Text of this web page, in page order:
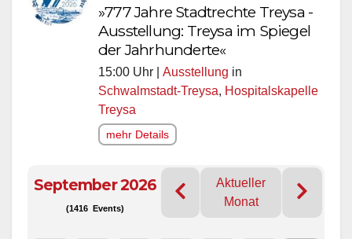
»777 Jahre Stadtrechte Treysa -
Ausstellung: Treysa im Spiegel
der Jahrhunderte«
15:00 Uhr | Ausstellung in
Schwalmstadt-Treysa, Hospitalskapelle
Treysa
mehr Details
September 2026
(1416 Events)
Aktueller
Monat